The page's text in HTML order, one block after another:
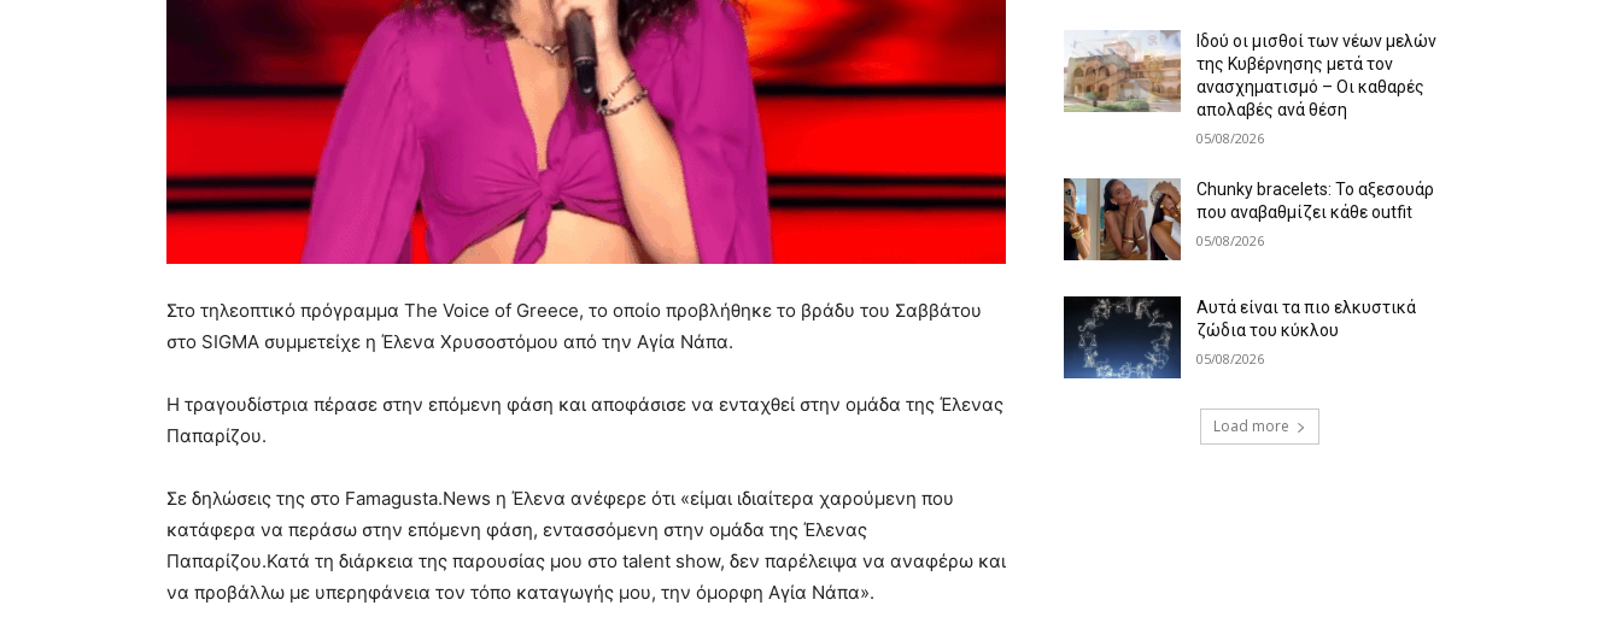
Στο τηλεοπτικό πρόγραμμα The Voice of Greece, το οποίο προβλήθηκε το βράδυ του Σαββάτου
στο SIGMA συμμετείχε η Έλενα Χρυσοστόμου από την Αγία Νάπα.
Η τραγουδίστρια πέρασε στην επόμενη φάση και αποφάσισε να ενταχθεί στην ομάδα της Έλενας
Παπαρίζου.
Σε δηλώσεις της στο Famagusta.News η Έλενα ανέφερε ότι «είμαι ιδιαίτερα χαρούμενη που
κατάφερα να περάσω στην επόμενη φάση, εντασσόμενη στην ομάδα της Έλενας
Παπαρίζου.Κατά τη διάρκεια της παρουσίας μου στο talent show, δεν παρέλειψα να αναφέρω και
να προβάλλω με υπερηφάνεια τον τόπο καταγωγής μου, την όμορφη Αγία Νάπα».
Ιδού οι μισθοί των νέων μελών
της Κυβέρνησης μετά τον
ανασχηματισμό – Οι καθαρές
απολαβές ανά θέση
05/08/2026
Chunky bracelets: Το αξεσουάρ
που αναβαθμίζει κάθε outfit
05/08/2026
Αυτά είναι τα πιο ελκυστικά
ζώδια του κύκλου
05/08/2026
Load more